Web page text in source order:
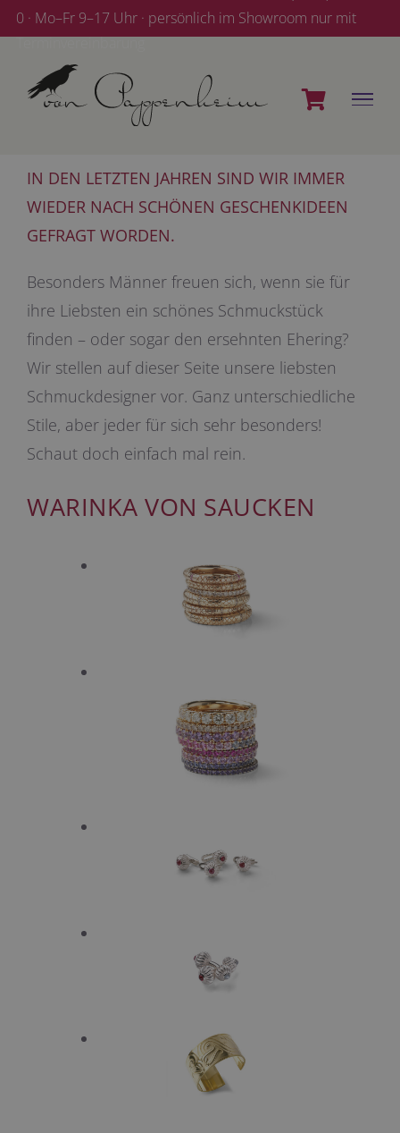
Zum
Inhalt
springen
0 · Mo–Fr 9–17 Uhr · persönlich im Showroom nur mit
Terminvereinbarung
IN DEN LETZTEN JAHREN SIND WIR IMMER
WIEDER NACH SCHÖNEN GESCHENKIDEEN
GEFRAGT WORDEN.
Besonders Männer freuen sich, wenn sie für
ihre Liebsten ein schönes Schmuckstück
finden – oder sogar den ersehnten Ehering?
Wir stellen auf dieser Seite unsere liebsten
Schmuckdesigner vor. Ganz unterschiedliche
Stile, aber jeder für sich sehr besonders!
Schaut doch einfach mal rein.
WARINKA VON SAUCKEN